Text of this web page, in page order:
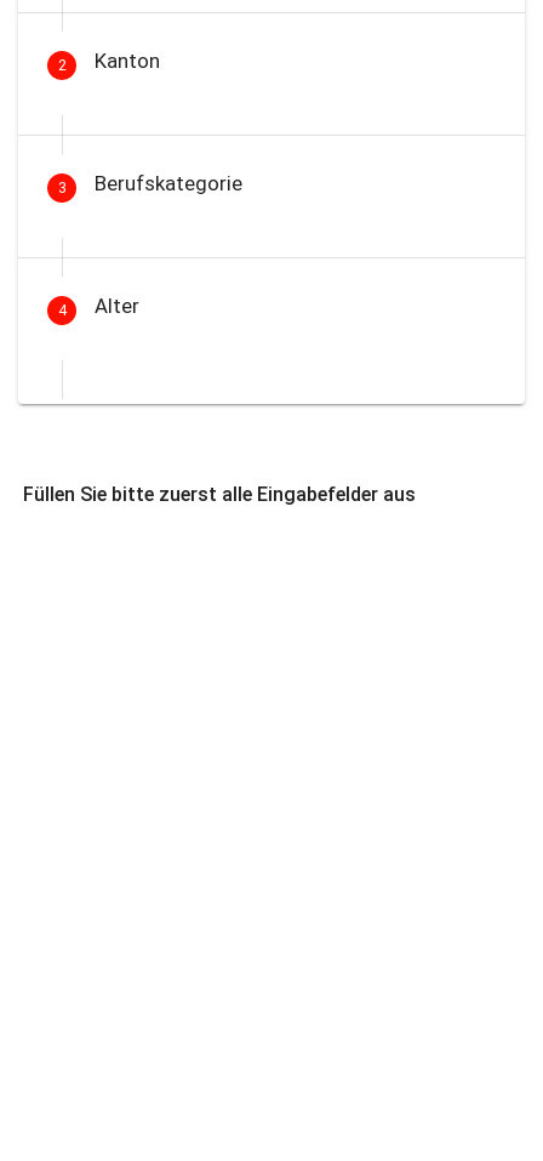
2 Kanton
3 Berufskategorie
4 Alter
Füllen Sie bitte zuerst alle Eingabefelder aus